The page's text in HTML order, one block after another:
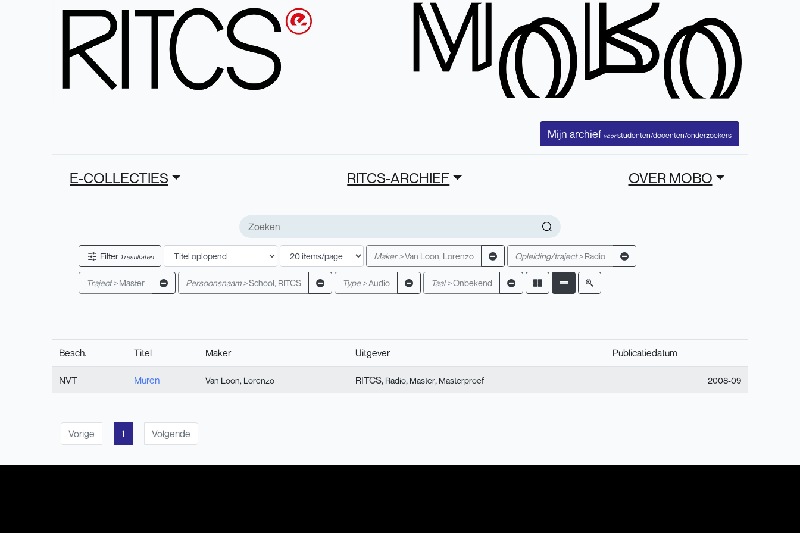
Mijn archief voorstudenten/docenten/onderzoekers
E-COLLECTIES RITCS-ARCHIEF OVER MOBO
Filter 1 resultaten Maker >Van Loon, Lorenzo Opleiding/traject > Radio
Traject > Master Persoonsnaam >School, RITCS Type >Audio Taal >Onbekend
Besch. Titel Maker Uitgever Publicatiedatum
NVT Muren Van Loon, Lorenzo RITCS, Radio, Master, Masterproef 2008-09
Vorige 1 Volgende